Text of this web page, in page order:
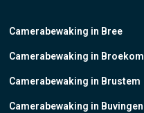
Camerabewaking in Bree
Camerabewaking in Broekom
Camerabewaking in Brustem
Camerabewaking in Buvingen